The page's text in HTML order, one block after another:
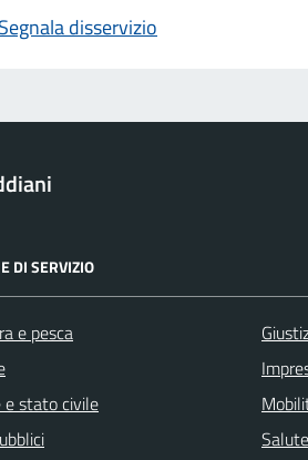
disservizio
DI SERVIZIO
e pesca
e stato civile